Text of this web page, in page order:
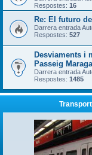
Respostes: 16
Re: El futuro
Darrera entrada
Respostes: 527
Desviaments i
Passeig
Darrera entrada
Respostes: 1485